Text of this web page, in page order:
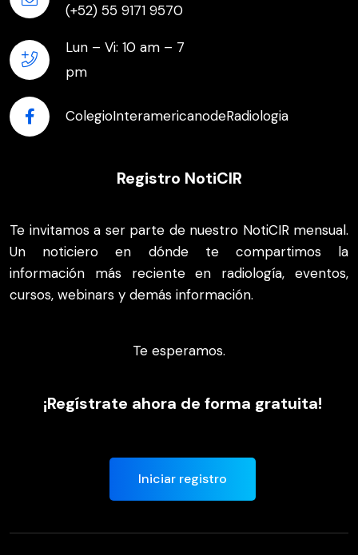
(+52) 55 9171 9570
Lun – Vi: 10 am – 7
pm
ColegioInteramericanodeRadiologia
Registro NotiCIR
Te invitamos a ser parte de nuestro NotiCIR mensual.
Un noticiero en dónde te compartimos la
información más reciente en radiología, eventos,
cursos, webinars y demás información.
Te esperamos.
¡Regístrate ahora de forma gratuita!
Iniciar registro